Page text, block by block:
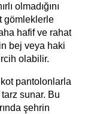
olmadığını
gömleklerle
hafif ve rahat
bej veya haki
olabilir.
pantolonlarla
sunar. Bu
şehrin